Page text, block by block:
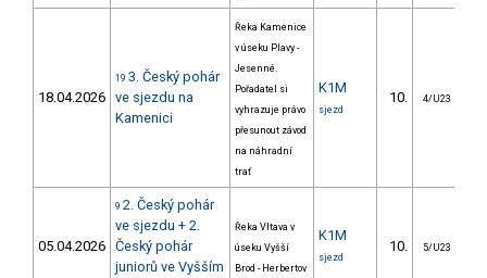
18.04.2026
19 3. Český pohár
ve sjezdu na
Kamenici
Řeka Kamenice
v úseku Plavy -
Jesenné.
Pořadatel si
vyhrazuje právo
přesunout závod
na náhradní
trať
K1M
sjezd
10. 4/U23
05.04.2026
9 2. Český pohár
ve sjezdu + 2.
Český pohár
juniorů ve Vyšším
Řeka Vltava v
úseku Vyšší
Brod - Herbertov
K1M
sjezd
10. 5/U23